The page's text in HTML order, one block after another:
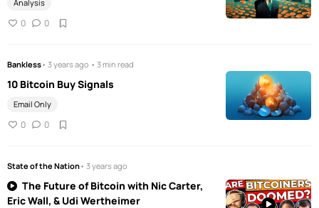
Analysis
0 0
Bankless• 3 years ago • 3 min read
10 Bitcoin Buy Signals
Email Only
0 0
State of the Nation• 3 years ago
The Future of Bitcoin with Nic Carter,
Eric Wall, & Udi Wertheimer